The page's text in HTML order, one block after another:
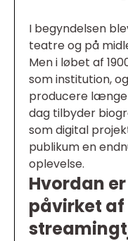
I begyndelsen
teatre og på
Men i løbet af
som institution,
producere
dag tilbyder
som digital
publikum en
oplevelse.
Hvordan
påvirket af